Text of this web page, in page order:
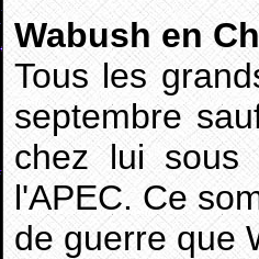
Wabush en
Tous les
septembre
chez lui sous
l'APEC. Ce
de guerre que